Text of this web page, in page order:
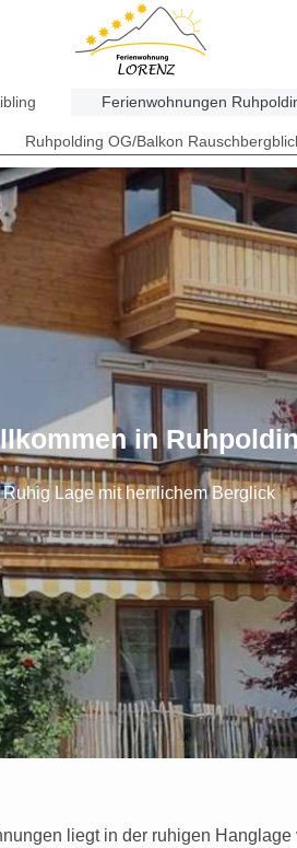
Ferienwohnungen
Ruhpolding OG/Balkon
in
Ruhig Lage mit herrlichem Berglick
liegt in der ruhigen